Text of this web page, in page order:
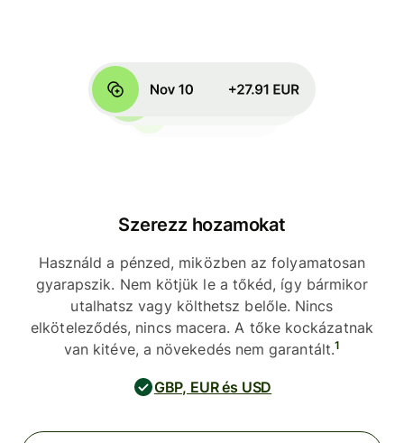
Szerezz hozamokat
Használd a pénzed, miközben az folyamatosan
gyarapszik. Nem kötjük le a tőkéd, így bármikor
utalhatsz vagy költhetsz belőle. Nincs
elköteleződés, nincs macera. A tőke kockázatnak
van kitéve, a növekedés nem garantált.1
GBP, EUR és USD